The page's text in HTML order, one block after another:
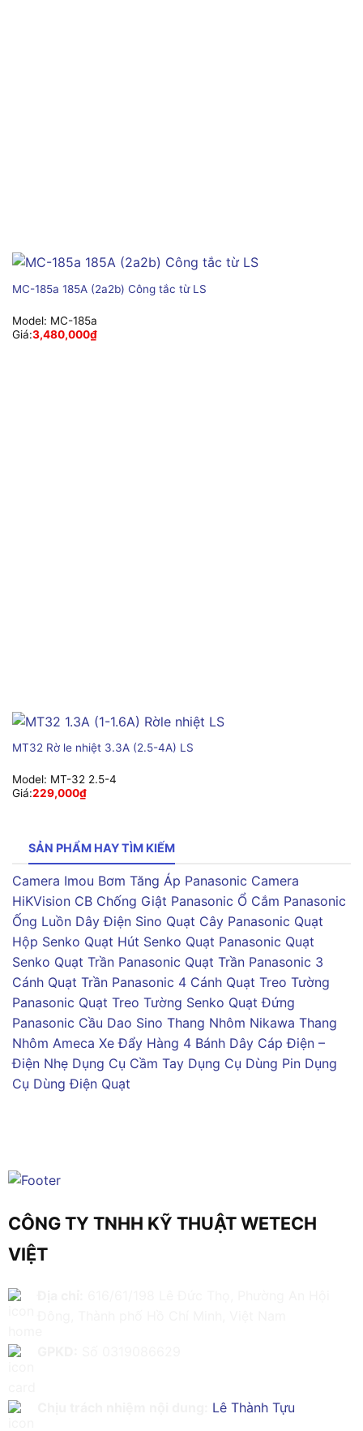
MC-185a 185A (2a2b) Công tắc từ LS
Model: MC-185a
Giá:3,480,000₫
MT32 Rờ le nhiệt 3.3A (2.5-4A) LS
Model: MT-32 2.5-4
Giá:229,000₫
SẢN PHẨM HAY TÌM KIẾM
Camera Imou Bơm Tăng Áp Panasonic Camera
HiKVision CB Chống Giật Panasonic Ổ Cắm Panasonic
Ống Luồn Dây Điện Sino Quạt Cây Panasonic Quạt
Hộp Senko Quạt Hút Senko Quạt Panasonic Quạt
Senko Quạt Trần Panasonic Quạt Trần Panasonic 3
Cánh Quạt Trần Panasonic 4 Cánh Quạt Treo Tường
Panasonic Quạt Treo Tường Senko Quạt Đứng
Panasonic Cầu Dao Sino Thang Nhôm Nikawa Thang
Nhôm Ameca Xe Đẩy Hàng 4 Bánh Dây Cáp Điện –
Điện Nhẹ Dụng Cụ Cầm Tay Dụng Cụ Dùng Pin Dụng
Cụ Dùng Điện Quạt
CÔNG TY TNHH KỸ THUẬT WETECH
VIỆT
Lê Thành Tựu